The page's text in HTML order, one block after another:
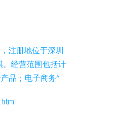
注册地位于深圳
经营范围包括计
品；电子商务^